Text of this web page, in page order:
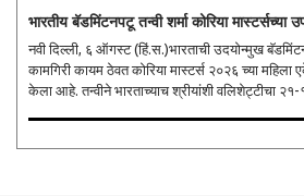
भारतीय बॅडमिंटनपटू तन्वी शर्मा कोरिया मास्टर्सच्या
नवी दिल्ली, ६ ऑगस्ट (हिं.स.)भारताची उदयोन्मुख बॅडमिंटनपटू, तन्वी शर्माने आपली प्रभावी
कामगिरी कायम ठेवत कोरिया मास्टर्स २०२६ च्या महिला
केला आहे. तन्वीने भारताच्याच श्रीयांशी वलिशेट्टीचा